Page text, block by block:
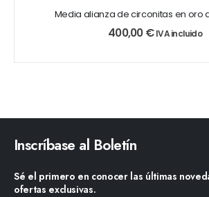
Media alianza de circonitas en oro
400,00€ IVA incluido
Inscríbase al Boletín
Sé el primero en conocer las últimas
ofertas exclusivas.